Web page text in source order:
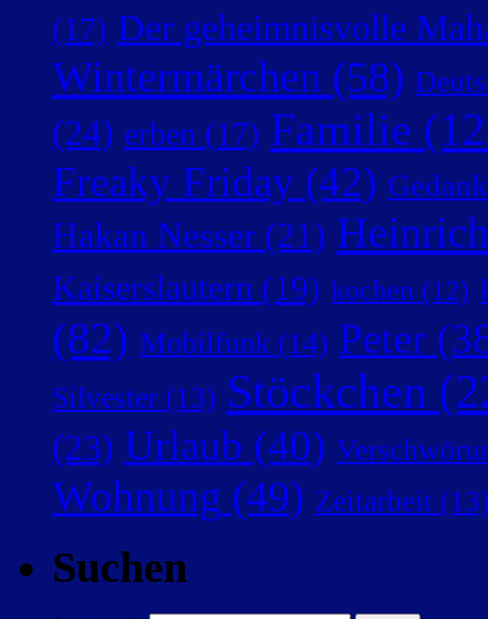
(17) Der geheimnisvolle
Wintermärchen (58)
(24) erben (17) Familie
Freaky Friday (42)
Hakan Nesser (21)
Kaiserslautern (19) kochen (12)
(82) Mobilfunk (14) Peter
Silvester (13) Stöckchen
(23) Urlaub (40)
Wohnung (49) Zeitarbeit
Suchen